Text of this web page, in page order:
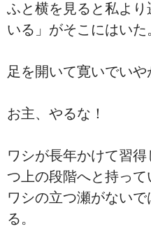
ふと横を見ると私よ
いる」がそこにはいた
足を開いて寛いでいや
お主、やるな！
ワシが長年かけて習
つ上の段階へと持っ
ワシの立つ瀬がない
る。